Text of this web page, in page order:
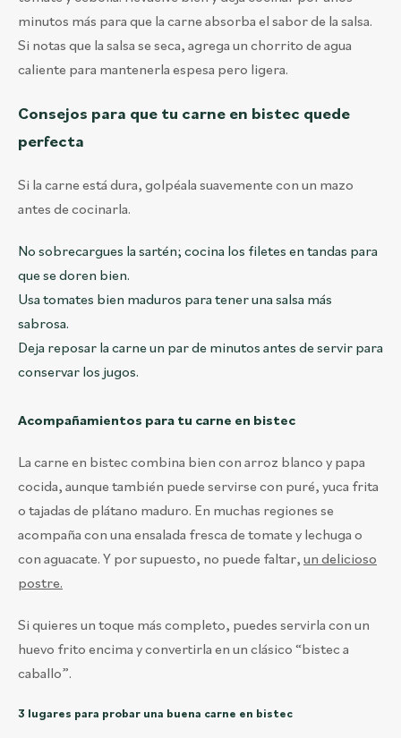
minutos más para que la carne absorba el sabor de la salsa.
Si notas que la salsa se seca, agrega un chorrito de agua
caliente para mantenerla espesa pero ligera.
Consejos para que tu carne en bistec quede
perfecta
Si la carne está dura, golpéala suavemente con un mazo
antes de cocinarla.
No sobrecargues la sartén; cocina los filetes en tandas para
que se doren bien.
Usa tomates bien maduros para tener una salsa más
sabrosa.
Deja reposar la carne un par de minutos antes de servir para
conservar los jugos.
Acompañamientos para tu carne en bistec
La carne en bistec combina bien con arroz blanco y papa
cocida, aunque también puede servirse con puré, yuca frita
o tajadas de plátano maduro. En muchas regiones se
acompaña con una ensalada fresca de tomate y lechuga o
con aguacate. Y por supuesto, no puede faltar, un delicioso
postre.
Si quieres un toque más completo, puedes servirla con un
huevo frito encima y convertirla en un clásico “bistec a
caballo”.
3 lugares para probar una buena carne en bistec